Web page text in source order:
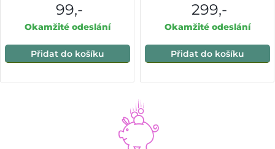
99,-
Okamžité odeslání
Přidat do košíku
299,-
Okamžité odeslání
Přidat do košíku